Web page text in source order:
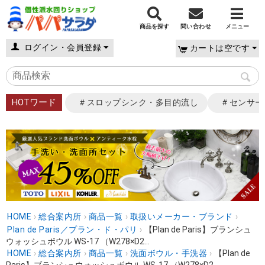
商品を探す 問い合わせ メニュー
ログイン・会員登録 カートは空です
HOTワード ＃スロップシンク・多目的流し ＃センサ
HOME › 総合案内所 › 商品一覧 › 取扱いメーカー・ブランド ›
Plan de Paris／プラン・ド・パリ ›
【Plan de Paris】ブランシュ
ウォッシュボウル WS-17 （W278×D2...
HOME › 総合案内所 › 商品一覧 › 洗面ボウル・手洗器 ›
【Plan de